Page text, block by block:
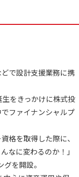
で設計支援業務に携
をきっかけに株式投
ファイナンシャルプ
格を取得した際に、
なに変わるのか！」
を開設。